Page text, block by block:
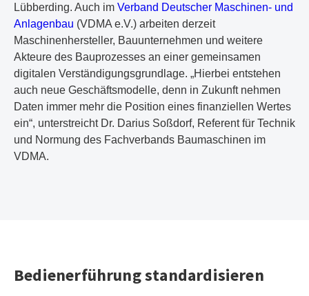
Lübberding. Auch im Verband Deutscher Maschinen- und
Anlagenbau (VDMA e.V.) arbeiten derzeit
Maschinenhersteller, Bauunternehmen und weitere
Akteure des Bauprozesses an einer gemeinsamen
digitalen Verständigungsgrundlage. „Hierbei entstehen
auch neue Geschäftsmodelle, denn in Zukunft nehmen
Daten immer mehr die Position eines finanziellen Wertes
ein“, unterstreicht Dr. Darius Soßdorf, Referent für Technik
und Normung des Fachverbands Baumaschinen im
VDMA.
Bedienerführung standardisieren